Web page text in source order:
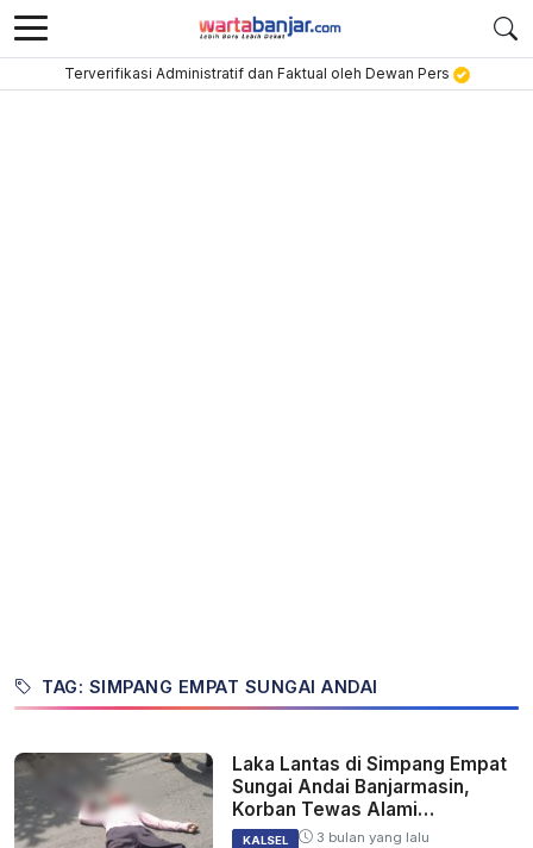
Terverifikasi Administratif dan Faktual oleh Dewan Pers
TAG: SIMPANG EMPAT SUNGAI ANDAI
Laka Lantas di Simpang Empat
Sungai Andai Banjarmasin,
Korban Tewas Alami
Perdarahan di Hidung
KALSEL 3 bulan yang lalu